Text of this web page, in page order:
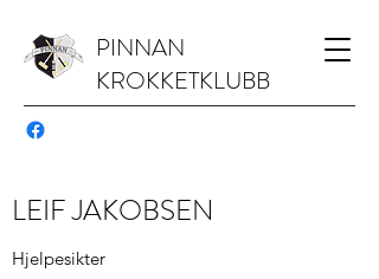
PINNAN
KROKKETKLUBB
LEIF JAKOBSEN
Hjelpesikter